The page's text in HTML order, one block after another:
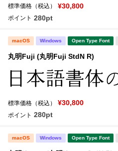
標準価格（税込） ¥30,800
ポイント 280pt
macOS Windows Open Type Font
丸明Fuji (丸明Fuji StdN R)
標準価格（税込） ¥30,800
ポイント 280pt
macOS Windows Open Type Font